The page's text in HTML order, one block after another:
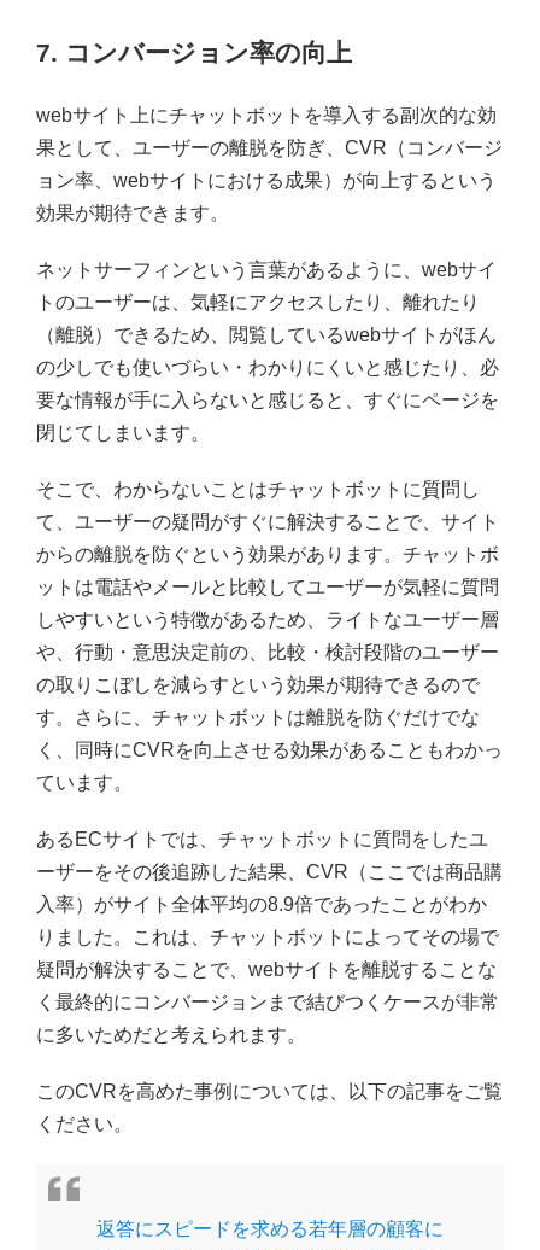
7. コンバージョン率の向上
webサイト上にチャットボットを導入する副次的な効
果として、ユーザーの離脱を防ぎ、CVR（コンバージ
ョン率、webサイトにおける成果）が向上するという
効果が期待できます。
ネットサーフィンという言葉があるように、webサイ
トのユーザーは、気軽にアクセスしたり、離れたり
（離脱）できるため、閲覧しているwebサイトがほん
の少しでも使いづらい・わかりにくいと感じたり、必
要な情報が手に入らないと感じると、すぐにページを
閉じてしまいます。
そこで、わからないことはチャットボットに質問し
て、ユーザーの疑問がすぐに解決することで、サイト
からの離脱を防ぐという効果があります。チャットボ
ットは電話やメールと比較してユーザーが気軽に質問
しやすいという特徴があるため、ライトなユーザー層
や、行動・意思決定前の、比較・検討段階のユーザー
の取りこぼしを減らすという効果が期待できるので
す。さらに、チャットボットは離脱を防ぐだけでな
く、同時にCVRを向上させる効果があることもわかっ
ています。
あるECサイトでは、チャットボットに質問をしたユ
ーザーをその後追跡した結果、CVR（ここでは商品購
入率）がサイト全体平均の8.9倍であったことがわか
りました。これは、チャットボットによってその場で
疑問が解決することで、webサイトを離脱することな
く最終的にコンバージョンまで結びつくケースが非常
に多いためだと考えられます。
このCVRを高めた事例については、以下の記事をご覧
ください。
返答にスピードを求める若年層の顧客に